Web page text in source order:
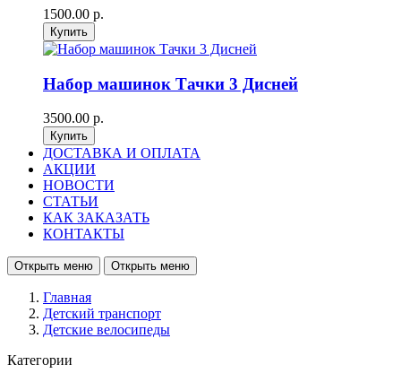
1500.00 р.
Набор машинок Тачки 3 Дисней
3500.00 р.
ДОСТАВКА И ОПЛАТА
АКЦИИ
НОВОСТИ
СТАТЬИ
КАК ЗАКАЗАТЬ
КОНТАКТЫ
Открыть меню Открыть меню
Главная
Детский транспорт
Детские велосипеды
Категории